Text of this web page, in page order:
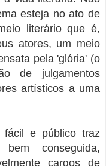
esteja no ato de
literário que é,
atores, um meio
pela 'glória' (o
de julgamentos
artísticos a uma
fácil e público traz
conseguida,
cargos de